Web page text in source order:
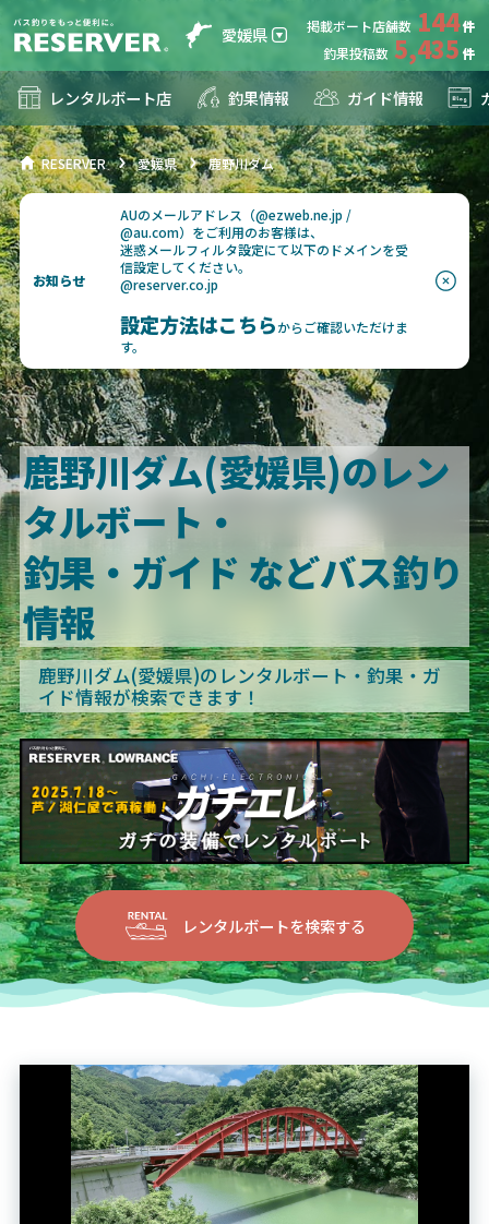
愛媛県 掲載ボート店舗数 144
釣果投稿数 5,435
レンタルボート店 釣果情報 ガイド情報
RESERVER 愛媛県 鹿野川ダム
お知らせ
AUのメールアドレス（@ezweb.ne.jp /
@au.com）をご利用のお客様は、
迷惑メールフィルタ設定にて以下のドメインを受
信設定してください。
@reserver.co.jp
設定方法はこちらからご確認いただけま
す。
鹿野川ダム(愛媛県)のレン
タルボート・
釣果・ガイド などバス釣り
情報
鹿野川ダム(愛媛県)のレンタルボート・釣果・ガ
イド情報が検索できます！
レンタルボートを検索する